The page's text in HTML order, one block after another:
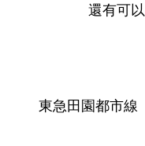
還有可
東急田園都市線